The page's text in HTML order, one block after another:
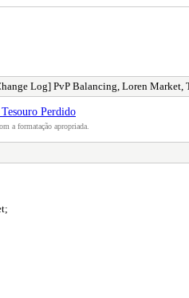
Log] PvP Balancing, Loren Market,
Perdido
a formatação apropriada.